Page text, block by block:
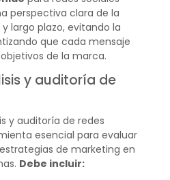
perspectiva clara de la
largo plazo, evitando la
que cada mensaje
de la marca.
y auditoría de
y auditoría de redes
esencial para evaluar
de marketing en
Debe incluir: